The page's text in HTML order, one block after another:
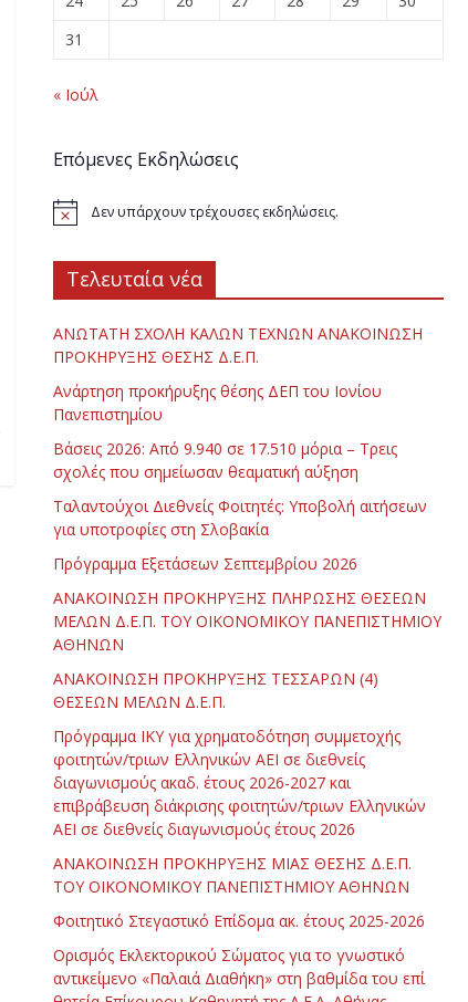
31
« Ιούλ
Επόμενες Εκδηλώσεις
Δεν υπάρχουν τρέχουσες εκδηλώσεις.
Τελευταία νέα
ΑΝΩΤΑΤΗ ΣΧΟΛΗ ΚΑΛΩΝ ΤΕΧΝΩΝ ΑΝΑΚΟΙΝΩΣΗ
ΠΡΟΚΗΡΥΞΗΣ ΘΕΣΗΣ Δ.Ε.Π.
Ανάρτηση προκήρυξης θέσης ΔΕΠ του Ιονίου
Πανεπιστημίου
Βάσεις 2026: Από 9.940 σε 17.510 μόρια – Τρεις
σχολές που σημείωσαν θεαματική αύξηση
Ταλαντούχοι Διεθνείς Φοιτητές: Υποβολή αιτήσεων
για υποτροφίες στη Σλοβακία
Πρόγραμμα Εξετάσεων Σεπτεμβρίου 2026
ΑΝΑΚΟΙΝΩΣΗ ΠΡΟΚΗΡΥΞΗΣ ΠΛΗΡΩΣΗΣ ΘΕΣΕΩΝ
ΜΕΛΩΝ Δ.Ε.Π. ΤΟΥ ΟΙΚΟΝΟΜΙΚΟΥ ΠΑΝΕΠΙΣΤΗΜΙΟΥ
ΑΘΗΝΩΝ
ΑΝΑΚΟΙΝΩΣΗ ΠΡΟΚΗΡΥΞΗΣ ΤΕΣΣΑΡΩΝ (4)
ΘΕΣΕΩΝ ΜΕΛΩΝ Δ.Ε.Π.
Πρόγραμμα ΙΚΥ για χρηματοδότηση συμμετοχής
φοιτητών/τριων Ελληνικών ΑΕΙ σε διεθνείς
διαγωνισμούς ακαδ. έτους 2026-2027 και
επιβράβευση διάκρισης φοιτητών/τριων Ελληνικών
ΑΕΙ σε διεθνείς διαγωνισμούς έτους 2026
ΑΝΑΚΟΙΝΩΣΗ ΠΡΟΚΗΡΥΞΗΣ ΜΙΑΣ ΘΕΣΗΣ Δ.Ε.Π.
ΤΟΥ ΟΙΚΟΝΟΜΙΚΟΥ ΠΑΝΕΠΙΣΤΗΜΙΟΥ ΑΘΗΝΩΝ
Φοιτητικό Στεγαστικό Επίδομα ακ. έτους 2025-2026
Ορισμός Εκλεκτορικού Σώματος για το γνωστικό
αντικείμενο «Παλαιά Διαθήκη» στη βαθμίδα του επί